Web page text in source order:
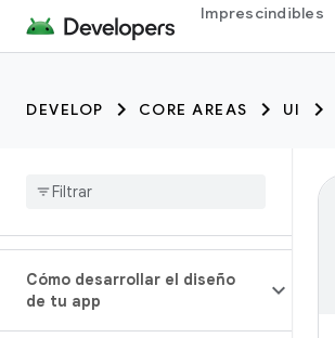
Imprescindibles
DEVELOP CORE AREAS UI
Cómo desarrollar el diseño
de tu app